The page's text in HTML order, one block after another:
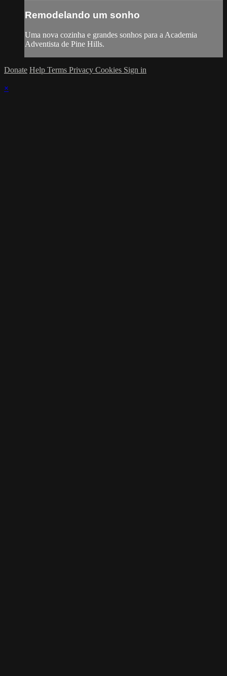
Remodelando um sonho
Uma nova cozinha e grandes sonhos para a Academia
Adventista de Pine Hills.
Donate Help Terms Privacy Cookies Sign in
×